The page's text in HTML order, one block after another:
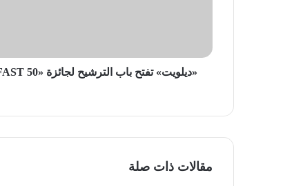
«ديلويت» تفتح باب الترشيح لجائزة «FAST 50»
مقالات ذات صلة